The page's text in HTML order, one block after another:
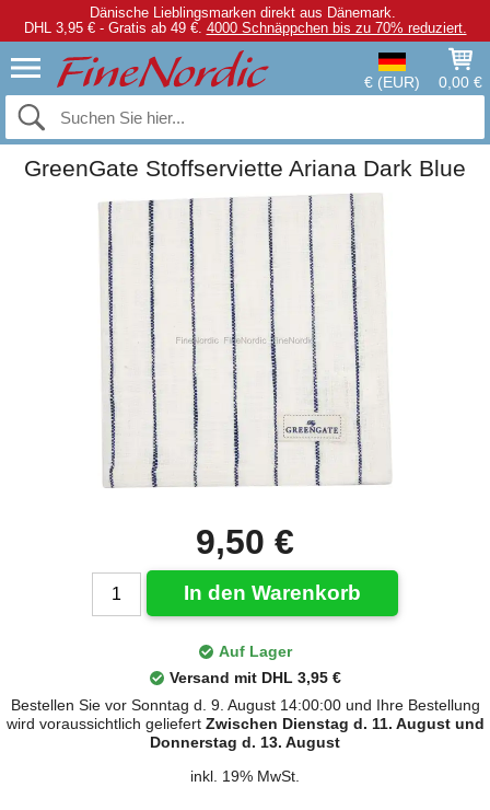
Dänische Lieblingsmarken direkt aus Dänemark.
DHL 3,95 € - Gratis ab 49 €. 4000 Schnäppchen bis zu 70% reduziert.
€ (EUR) 0,00 €
GreenGate Stoffserviette Ariana Dark Blue
9,50 €
In den Warenkorb
Auf Lager
Versand mit DHL 3,95 €
Bestellen Sie vor Sonntag d. 9. August 14:00:00 und Ihre Bestellung
wird voraussichtlich geliefert Zwischen Dienstag d. 11. August und
Donnerstag d. 13. August
inkl. 19% MwSt.